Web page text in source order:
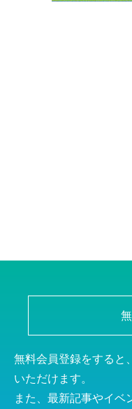
無料会員登録をすると
いただけます。
また、最新記事やイベ